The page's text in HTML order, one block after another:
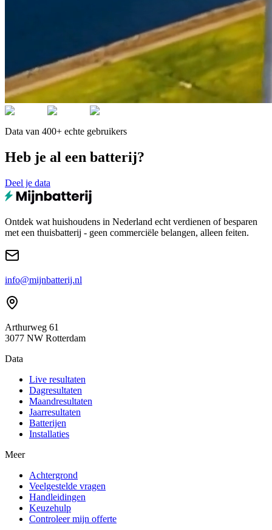
Data van 400+ echte gebruikers
Heb je al een batterij?
Deel je data
Ontdek wat huishoudens in Nederland echt verdienen of besparen
met een thuisbatterij - geen commerciële belangen, alleen feiten.
info@mijnbatterij.nl
Arthurweg 61
3077 NW Rotterdam
Data
Live resultaten
Dagresultaten
Maandresultaten
Jaarresultaten
Batterijen
Installaties
Meer
Achtergrond
Veelgestelde vragen
Handleidingen
Keuzehulp
Controleer mijn offerte